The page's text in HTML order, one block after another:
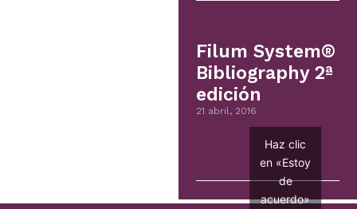
Filum System®
Bibliography 2ª
edición
21 abril, 2016
Haz clic
en «Estoy
de
acuerdo»